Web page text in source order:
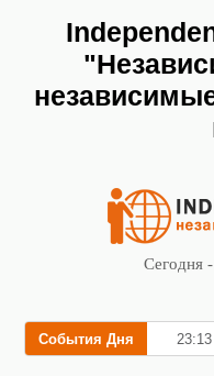
Сегодня
События Дня 23:13